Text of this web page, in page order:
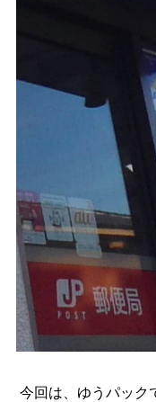
今回は、ゆうパック